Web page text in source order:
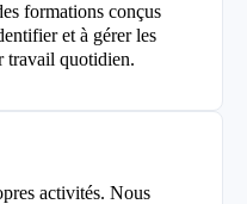
formations conçus
et à gérer les
travail quotidien.
activités. Nous